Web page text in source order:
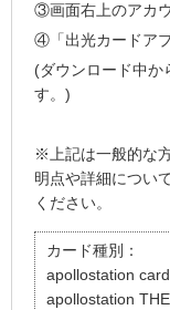
③画面右上のアカ
④「出光カードア
(ダウンロード中か
す。)
※上記は一般的な
明点や詳細につい
ください。
カード種別：
apollostation
apollostation